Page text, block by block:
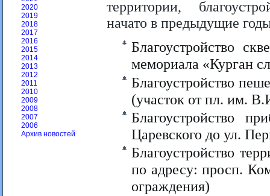
2020
2019
2018
2017
2016
2015
2014
2013
2012
2011
2010
2009
2008
2007
2006
Архив новостей
территории,
начато в предыдущие
Благоустройство
мемориала «Курган
Благоустройство
(участок от пл. им.
Благоустройство
Царевского до ул.
Благоустройство
по адресу: просп.
ограждения)